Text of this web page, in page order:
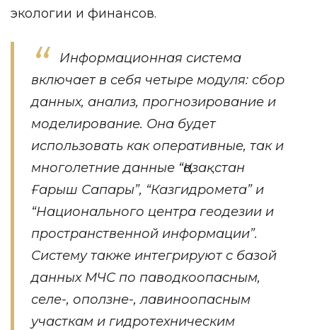
экологии и финансов.
Информационная система
включает в себя четыре модуля: сбор
данных, анализ, прогнозирование и
моделирование. Она будет
использовать как оперативные, так и
многолетние данные “Қазақстан
Ғарыш Сапары”, “Казгидромета” и
“Национального центра геодезии и
пространственной информации”.
Систему также интегрируют с базой
данных МЧС по паводкоопасным,
селе-, оползне-, лавиноопасным
участкам и гидротехническим